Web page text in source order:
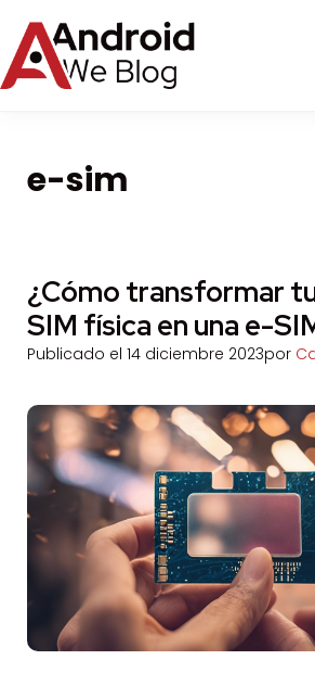
al
contenido
e-sim
¿Cómo transformar
SIM física en una e-
Publicado el 14 diciembre 2023por